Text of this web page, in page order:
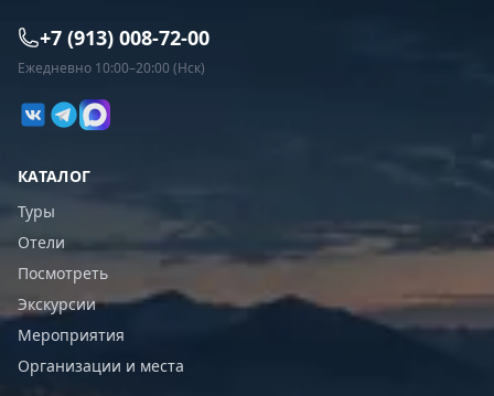
+7 (913) 008-72-00
Ежедневно 10:00–20:00 (Нск)
КАТАЛОГ
Туры
Отели
Посмотреть
Экскурсии
Мероприятия
Организации и места